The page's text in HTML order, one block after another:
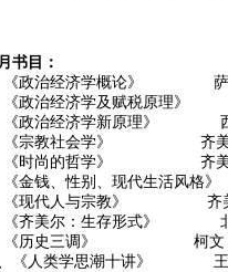
书目：
《政治经济学概论》 萨
《政治经济学及赋税原理》
《政治经济学新原理》
《宗教社会学》 齐美
《时尚的哲学》 齐美
《金钱、性别、现代生活风格
《现代人与宗教》 齐
《齐美尔：生存形式》
《历史三调》 柯文
《人类学思潮十讲》 王